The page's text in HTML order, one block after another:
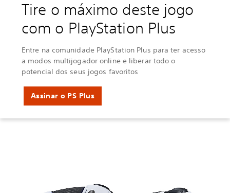
Tire o máximo deste jogo
com o PlayStation Plus
Entre na comunidade PlayStation Plus para ter acesso
a modos multijogador online e liberar todo o
potencial dos seus jogos favoritos
Assinar o PS Plus